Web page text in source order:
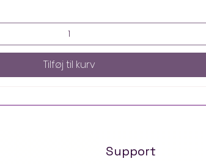
Tilføj til kurv
Support